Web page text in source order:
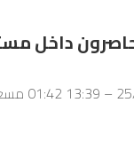
داخل
نشرت في: